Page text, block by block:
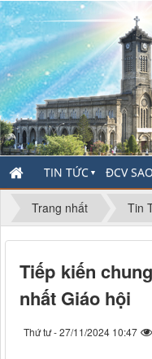
TIN TỨC ▼ ĐCV
Trang nhất Tin
Tiếp kiến
nhất Giáo hội
Thứ tư - 27/11/2024 10:47